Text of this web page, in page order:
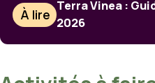
À lire
Terra Vinea :
2026